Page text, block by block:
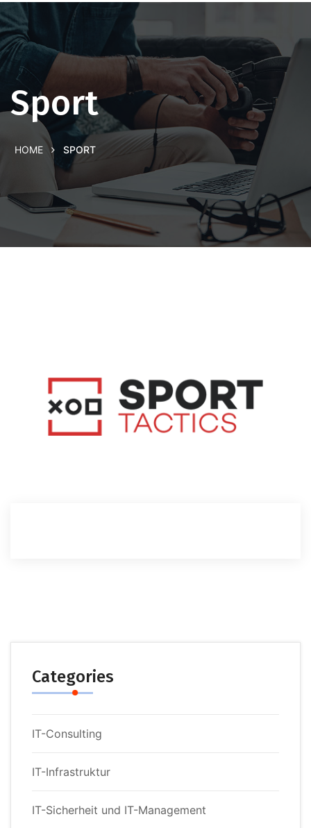
Sport
HOME SPORT
Categories
IT-Consulting
IT-Infrastruktur
IT-Sicherheit und IT-Management